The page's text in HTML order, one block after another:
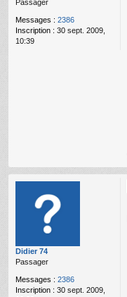
Passager
Messages : 2386
Inscription : 30 sept. 2009,
10:39
Didier 74
Passager
Messages : 2386
Inscription : 30 sept. 2009,